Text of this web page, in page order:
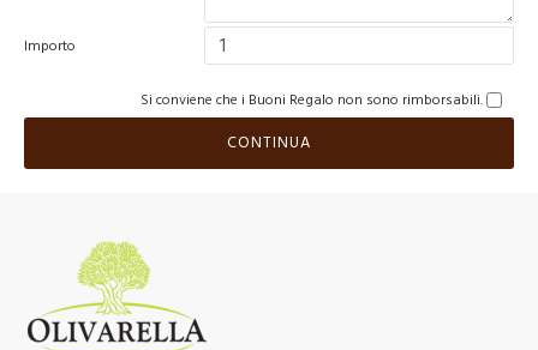
Importo
Si conviene che i Buoni Regalo non sono rimborsabili.
CONTINUA